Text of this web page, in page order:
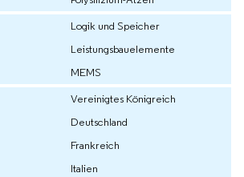
Logik und Speicher
Leistungsbauelemente
MEMS
Vereinigtes Königreich
Deutschland
Frankreich
Italien